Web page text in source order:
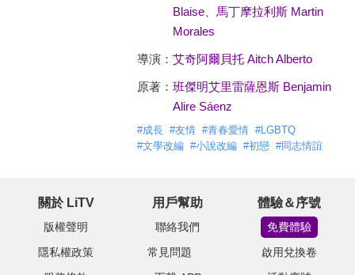
Blaise、 馬丁摩拉利斯 Martin
Morales
導演： 艾奇阿爾貝托 Aitch Alberto
原著： 班傑明艾里雷薩恩斯 Benjamin
Alire Sáenz
#成長 #友情 #青春愛情 #LGBTQ
#文學改編 #小說改編 #初戀 #同志情誼
關於 LiTV
版權聲明
隱私權政策
用戶幫助
聯絡我們
常見問題
體驗＆序號
免費體驗
啟用兌換卷